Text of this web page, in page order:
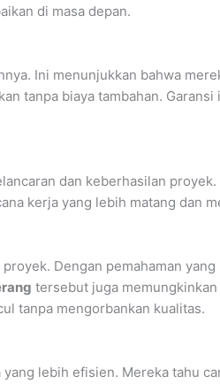
di masa depan.
Ini menunjukkan bahwa
tanpa biaya tambahan.
dan keberhasilan
kerja yang lebih matang dan
Dengan pemahaman
tersebut juga
tanpa mengorbankan kualitas.
lebih efisien. Mereka tahu